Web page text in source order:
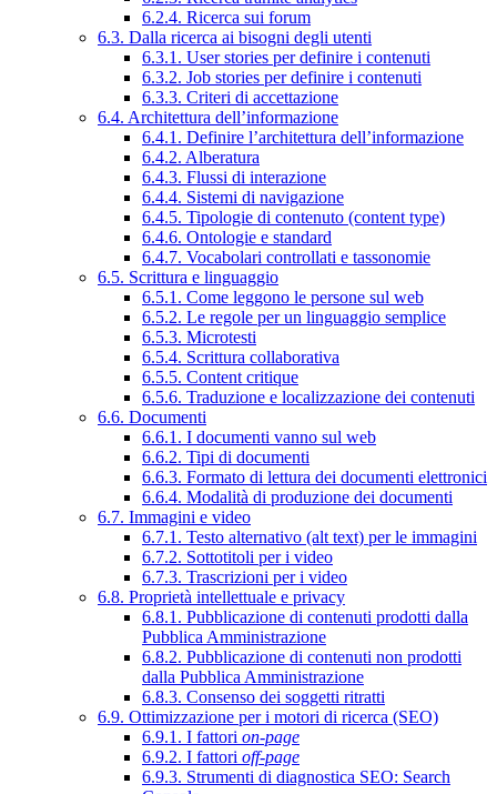
6.2.4. Ricerca sui forum
6.3. Dalla ricerca ai bisogni degli utenti
6.3.1. User stories per definire i contenuti
6.3.2. Job stories per definire i contenuti
6.3.3. Criteri di accettazione
6.4. Architettura dell’informazione
6.4.1. Definire l’architettura dell’informazione
6.4.2. Alberatura
6.4.3. Flussi di interazione
6.4.4. Sistemi di navigazione
6.4.5. Tipologie di contenuto (content type)
6.4.6. Ontologie e standard
6.4.7. Vocabolari controllati e tassonomie
6.5. Scrittura e linguaggio
6.5.1. Come leggono le persone sul web
6.5.2. Le regole per un linguaggio semplice
6.5.3. Microtesti
6.5.4. Scrittura collaborativa
6.5.5. Content critique
6.5.6. Traduzione e localizzazione dei contenuti
6.6. Documenti
6.6.1. I documenti vanno sul web
6.6.2. Tipi di documenti
6.6.3. Formato di lettura dei documenti elettronici
6.6.4. Modalità di produzione dei documenti
6.7. Immagini e video
6.7.1. Testo alternativo (alt text) per le immagini
6.7.2. Sottotitoli per i video
6.7.3. Trascrizioni per i video
6.8. Proprietà intellettuale e privacy
6.8.1. Pubblicazione di contenuti prodotti dalla
Pubblica Amministrazione
6.8.2. Pubblicazione di contenuti non prodotti
dalla Pubblica Amministrazione
6.8.3. Consenso dei soggetti ritratti
6.9. Ottimizzazione per i motori di ricerca (SEO)
6.9.1. I fattori on-page
6.9.2. I fattori off-page
6.9.3. Strumenti di diagnostica SEO: Search